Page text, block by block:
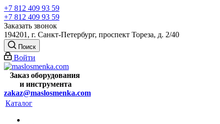
+7 812 409 93 59
+7 812 409 93 59
Заказать звонок
194201, г. Санкт-Петербург, проспект Тореза, д. 2/40
Поиск
Войти
Заказ оборудования
и инструмента
zakaz@maslosmenka.com
Каталог